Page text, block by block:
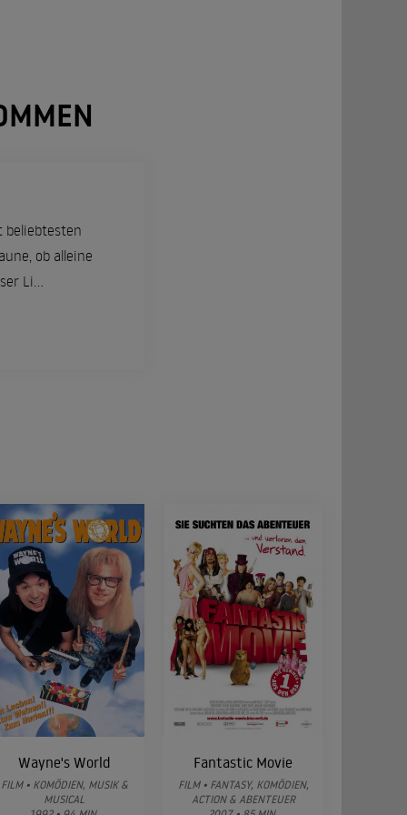
beliebtesten
ob alleine
Li...
Wayne's World
FILM • KOMÖDIEN, MUSIK &
MUSICAL
Fantastic Movie
FILM • FANTASY, KOMÖDIEN,
ACTION & ABENTEUER